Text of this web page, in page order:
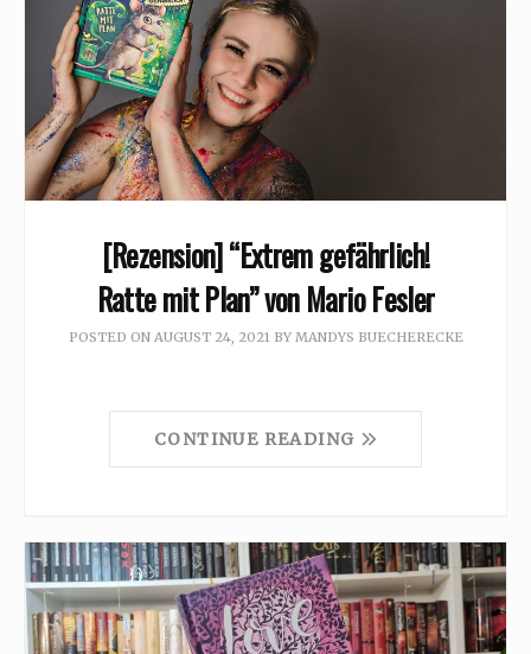
[Rezension] “Extrem gefährlich!
Ratte mit Plan” von Mario Fesler
POSTED ON AUGUST 24, 2021 BY MANDYS BUECHERECKE
CONTINUE READING